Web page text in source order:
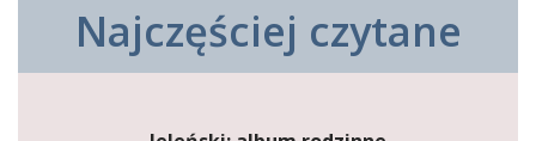
Najczęściej czytane